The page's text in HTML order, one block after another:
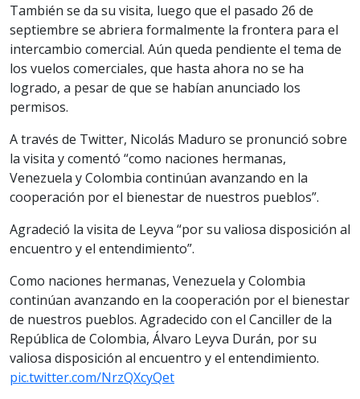
También se da su visita, luego que el pasado 26 de
septiembre se abriera formalmente la frontera para el
intercambio comercial. Aún queda pendiente el tema de
los vuelos comerciales, que hasta ahora no se ha
logrado, a pesar de que se habían anunciado los
permisos.
A través de Twitter, Nicolás Maduro se pronunció sobre
la visita y comentó “como naciones hermanas,
Venezuela y Colombia continúan avanzando en la
cooperación por el bienestar de nuestros pueblos”.
Agradeció la visita de Leyva “por su valiosa disposición al
encuentro y el entendimiento”.
Como naciones hermanas, Venezuela y Colombia
continúan avanzando en la cooperación por el bienestar
de nuestros pueblos. Agradecido con el Canciller de la
República de Colombia, Álvaro Leyva Durán, por su
valiosa disposición al encuentro y el entendimiento.
pic.twitter.com/NrzQXcyQet